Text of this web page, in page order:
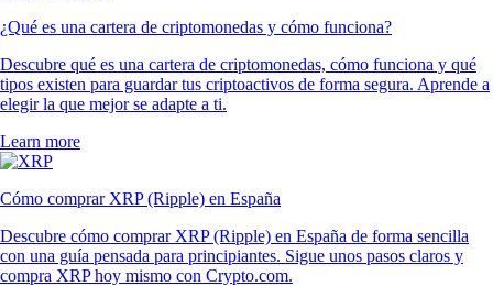
¿Qué es una cartera de criptomonedas y cómo funciona?
Descubre qué es una cartera de criptomonedas, cómo funciona y qué
tipos existen para guardar tus criptoactivos de forma segura. Aprende a
elegir la que mejor se adapte a ti.
Learn more
Cómo comprar XRP (Ripple) en España
Descubre cómo comprar XRP (Ripple) en España de forma sencilla
con una guía pensada para principiantes. Sigue unos pasos claros y
compra XRP hoy mismo con Crypto.com.